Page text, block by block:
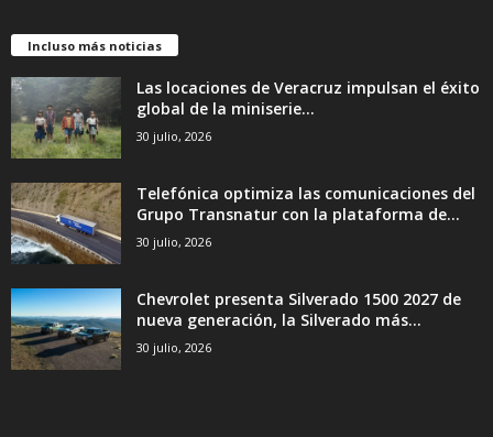
Incluso más noticias
Las locaciones de Veracruz impulsan el éxito
global de la miniserie...
30 julio, 2026
Telefónica optimiza las comunicaciones del
Grupo Transnatur con la plataforma de...
30 julio, 2026
Chevrolet presenta Silverado 1500 2027 de
nueva generación, la Silverado más...
30 julio, 2026